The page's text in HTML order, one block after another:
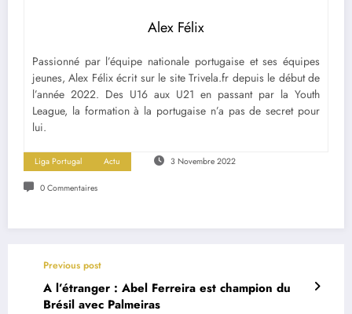
Alex Félix
Passionné par l’équipe nationale portugaise et ses équipes
jeunes, Alex Félix écrit sur le site Trivela.fr depuis le début de
l’année 2022. Des U16 aux U21 en passant par la Youth
League, la formation à la portugaise n’a pas de secret pour
lui.
Liga Portugal Actu 3 Novembre 2022
0 Commentaires
Previous post
A l’étranger : Abel Ferreira est champion du
Brésil avec Palmeiras